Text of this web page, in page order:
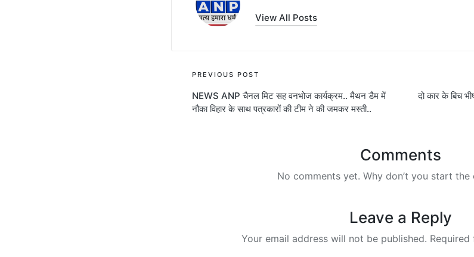
View All Posts
Post
navigation
PREVIOUS POST
NEWS ANP चैनल मिट सह वनभोज कार्यक्रम.. मैथन डैम में
नौका विहार के साथ पत्रकारों की टीम ने की जमकर मस्ती..
दो कार के बिच
Comments
No comments yet. Why don’t you start the
Leave a Reply
Your email address will not be published. Required